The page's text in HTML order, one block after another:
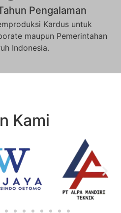
Pengalaman
Kardus untuk
maupun Pemerintahan
Indonesia.
Kami